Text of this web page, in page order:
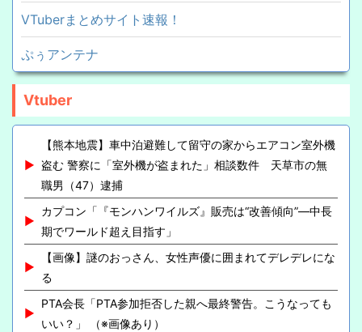
VTuberまとめサイト速報！
ぷぅアンテナ
Vtuber
【熊本地震】車中泊避難して留守の家からエアコン室外機
盗む 警察に「室外機が盗まれた」相談数件 天草市の無
職男（47）逮捕
カプコン「『モンハンワイルズ』販売は“改善傾向”―中長
期でワールド超え目指す」
【画像】謎のおっさん、女性声優に囲まれてデレデレにな
る
PTA会長「PTA参加拒否した親へ最終警告。こうなっても
いい？」 （※画像あり）